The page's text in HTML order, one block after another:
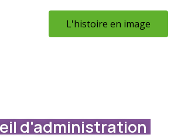
L'histoire en image
d'administration